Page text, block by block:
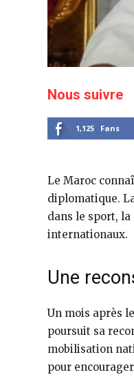
Nous suivre
1,125 Fans
Le Maroc
diplomatique.
dans le sport,
internationaux.
Une
Un mois après le
poursuit sa
mobilisation
pour